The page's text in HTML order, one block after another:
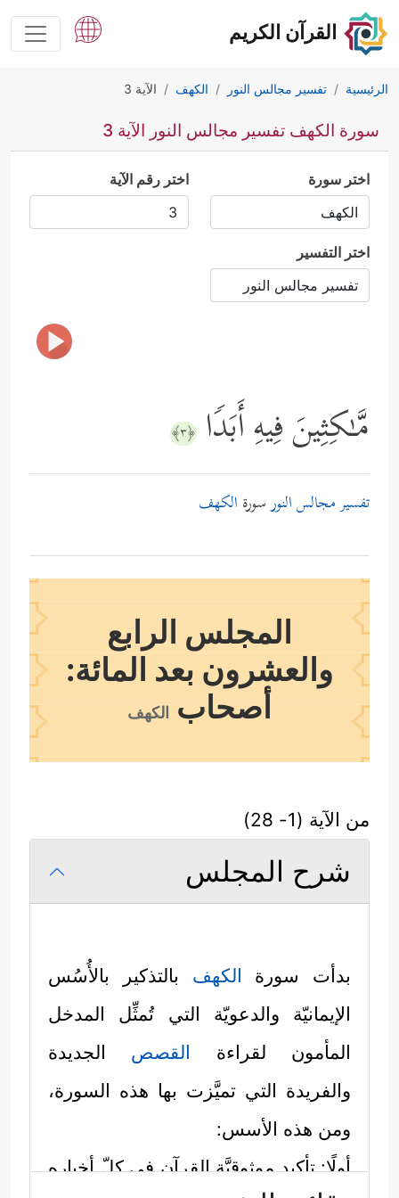
القرآن الكريم
الرئيسية تفسير مجالس النور الكهف الآية 3
سورة الكهف تفسير مجالس النور الآية 3
اختر سورة اختر رقم الآية
اختر التفسير
مَّـٰكِثِینَ فِیهِ أَبَدࣰا ﴿٣﴾
تفسير مجالس النورسورة الكهف
المجلس الرابع
والعشرون بعد المائة:
أصحاب
الكهف
من الآية (1- 28)
شرح المجلس
بدأت سورة الكهف بالتذكير بالأُسُس
الإيمانيّة والدعويّة التي تُمثِّل المدخل
المأمون لقراءة القصص الجديدة
والفريدة التي تميَّزت بها هذه السورة،
ومن هذه الأسس:
أولًا: تأكيد موثوقيَّة القرآن في كلّ أخباره